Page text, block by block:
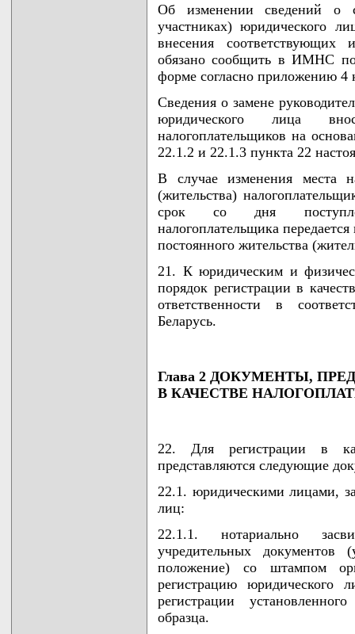
Об изменении сведений о
участниках) юридического
внесения соответствующих
обязано сообщить в ИМНС по
форме согласно приложению
Сведения о замене
юридического лица
налогоплательщиков на
22.1.2 и 22.1.3 пункта 22
В случае изменения места
(жительства)
срок со дня
налогоплательщика
постоянного жительства
21. К юридическим и
порядок регистрации в
ответственности в
Беларусь.
Глава 2 ДОКУМЕНТЫ,
В КАЧЕСТВЕ
22. Для регистрации в
представляются следующие
22.1. юридическими лицами,
лиц:
22.1.1. нотариально
учредительных документов
положение) со штампом
регистрацию юридического
регистрации
образца.